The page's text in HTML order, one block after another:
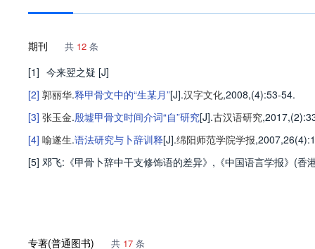
期刊 共 12 条
[1] 今来翌之疑 [J]
[2] 郭丽华.释甲骨文中的“生某月”[J].汉字文化,2008,(4):53-54.
[3] 张玉金.殷墟甲骨文时间介词“自”研究[J].古汉语研究,2017,(2)
[4] 喻遂生.语法研究与卜辞训释[J].绵阳师范学院学报,2007,26(4)
[5] 邓飞:《甲骨卜辞中干支修饰语的差异》,《中国语言学报》(香
专著(普通图书) 共 17 条